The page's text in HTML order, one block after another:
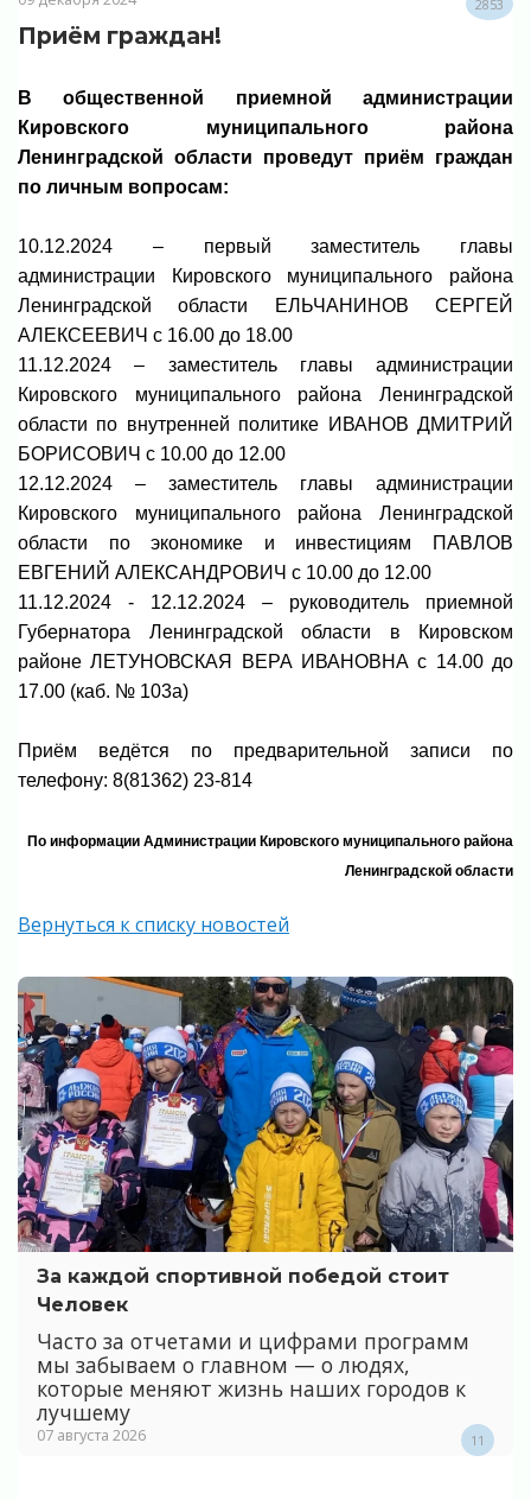
2853
Приём граждан!
В общественной приемной администрации
Кировского муниципального района
Ленинградской области проведут приём граждан
по личным вопросам:
10.12.2024 – первый заместитель главы
администрации Кировского муниципального района
Ленинградской области ЕЛЬЧАНИНОВ СЕРГЕЙ
АЛЕКСЕЕВИЧ с 16.00 до 18.00
11.12.2024 – заместитель главы администрации
Кировского муниципального района Ленинградской
области по внутренней политике ИВАНОВ ДМИТРИЙ
БОРИСОВИЧ с 10.00 до 12.00
12.12.2024 – заместитель главы администрации
Кировского муниципального района Ленинградской
области по экономике и инвестициям ПАВЛОВ
ЕВГЕНИЙ АЛЕКСАНДРОВИЧ c 10.00 до 12.00
11.12.2024 - 12.12.2024 – руководитель приемной
Губернатора Ленинградской области в Кировском
районе ЛЕТУНОВСКАЯ ВЕРА ИВАНОВНА с 14.00 до
17.00 (каб. № 103а)
Приём ведётся по предварительной записи по
телефону: 8(81362) 23-814
По информации Администрации Кировского муниципального района
Ленинградской области
Вернуться к списку новостей
За каждой спортивной победой стоит
Человек
Часто за отчетами и цифрами программ
мы забываем о главном — о людях,
которые меняют жизнь наших городов к
лучшему
07 августа 2026 11